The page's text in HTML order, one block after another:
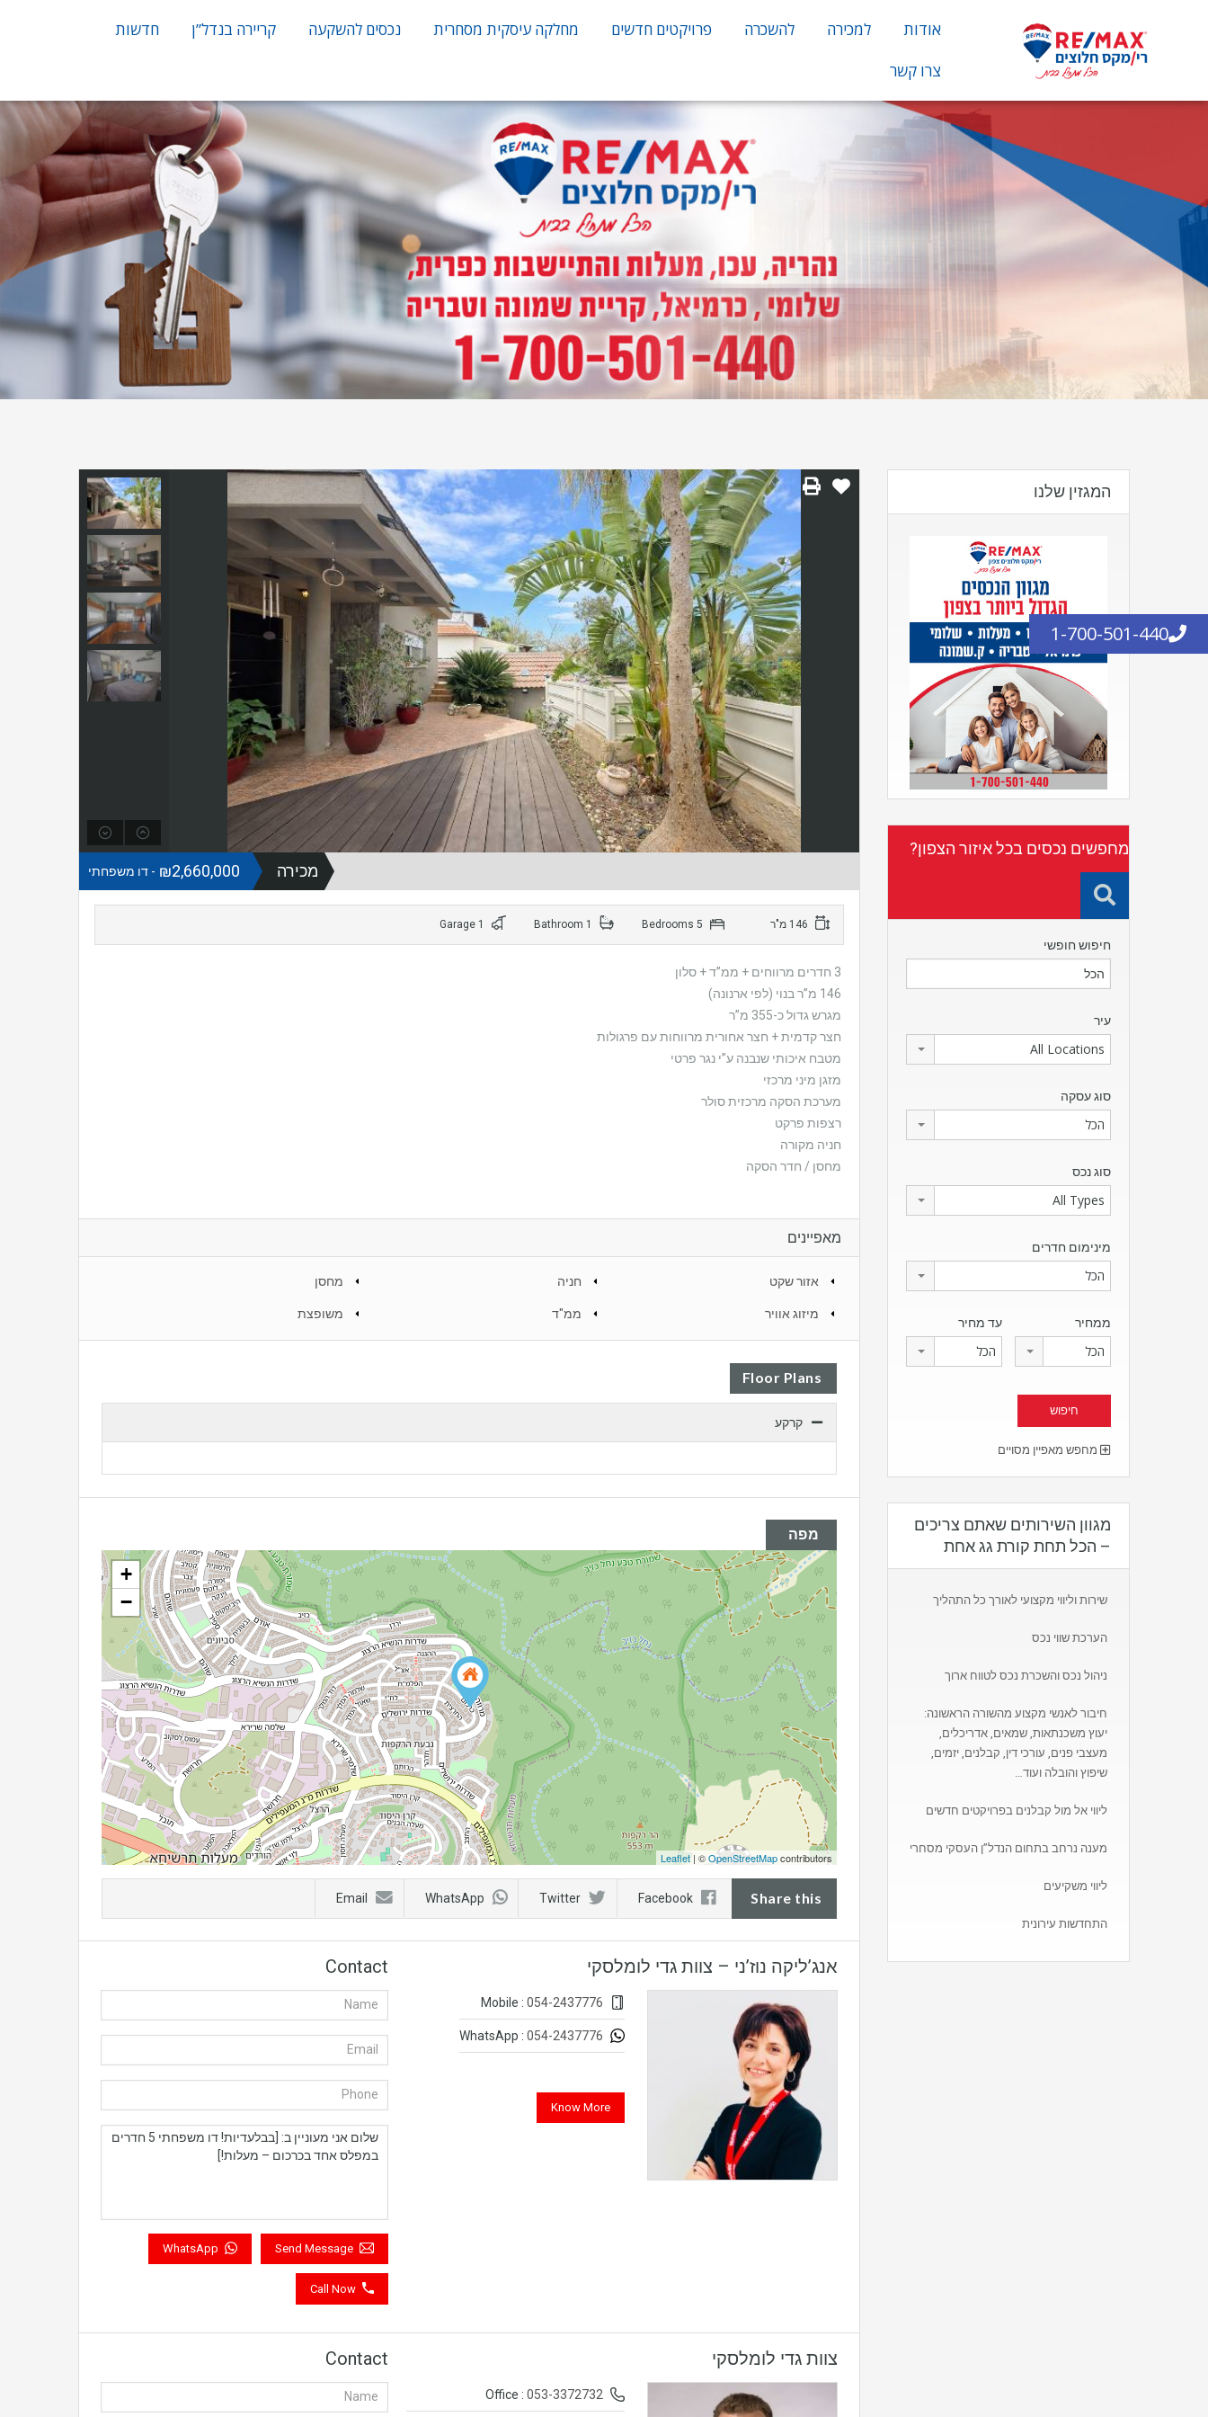
אודות למכירה להשכרה פרויקטים חדשים מחלקה עיסקית מסחרית נכסים להשקעה קריירה בנדל”ן
חדשות
צרו קשר
מכירה ₪2,660,000 - דו משפחתי
3 חדרים מרווחים + ממ”ד + סלון
146 מ”ר בנוי (לפי ארנונה)
מגרש גדול כ-355 מ”ר
חצר קדמית + חצר אחורית מרווחות עם פרגולות
מטבח איכותי שנבנה ע”י נגר פרטי
מזגן מיני מרכזי
מערכת הסקה מרכזית סולר
רצפות פרקט
חניה מקורה
מחסן / חדר הסקה
מאפיינים
אזור שקט חניה מחסן
מיזוג אוויר ממ"ד משופצת
Floor Plans
קרקע
מפה
+
−
Leaflet| ©OpenStreetMapcontributors
Share this
Facebook
Twitter
WhatsApp
Email
אנג’ליקה נוז’ני – צוות גדי לומלסקי
054-2437776
054-2437776
Know More
Contact
Send Message
WhatsApp
Call Now
צוות גדי לומלסקי
053-3372732
Contact
המגזין שלנו
מחפשים נכסים בכל איזור הצפון?
חיפוש חופשי
עיר
All Locations
סוג עסקה
הכל
סוג נכס
All Types
מינימום חדרים
הכל
ממחיר
הכל
עד מחיר
הכל
מחפש מאפיין מסויים
מגוון השירותים שאתם צריכים
– הכל תחת קורת גג אחת
שירות וליווי מקצועי לאורך כל התהליך
הערכת שווי נכס
ניהול נכס והשכרת נכס לטווח ארוך
חיבור לאנשי מקצוע מהשורה הראשונה:
יעוץ משכנתאות, שמאים, אדריכלים,
מעצבי פנים, עורכי דין, קבלנים, יזמים,
שיפוץ והובלה ועוד…
ליווי אל מול קבלנים בפרויקטים חדשים
מענה נרחב בתחום הנדל”ן העסקי מסחרי
ליווי משקיעים
התחדשות עירונית
1-700-501-440